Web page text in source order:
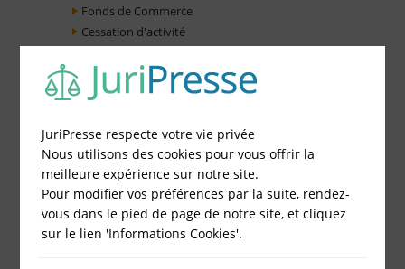
Fonds de Commerce
Cessation d'activité
JuriPresse respecte votre vie privée
Nous utilisons des cookies pour vous offrir la
meilleure expérience sur notre site.
Pour modifier vos préférences par la suite, rendez-
vous dans le pied de page de notre site, et cliquez
sur le lien 'Informations Cookies'.